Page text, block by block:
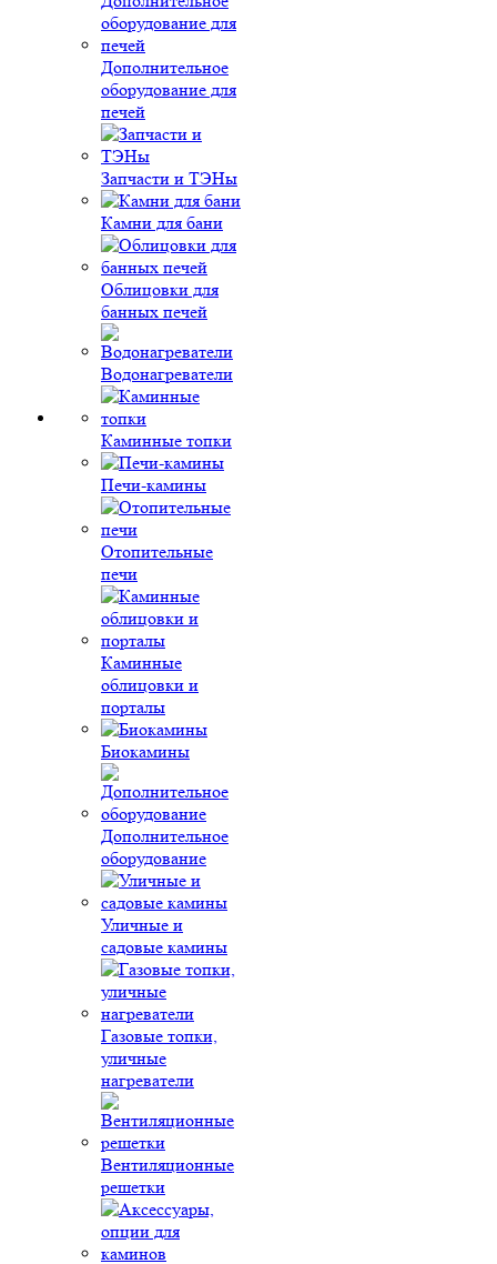
Дополнительное
оборудование для
печей
Запчасти и ТЭНы
Камни для бани
Облицовки для
банных печей
Водонагреватели
Каминные топки
Печи-камины
Отопительные
печи
Каминные
облицовки и
порталы
Биокамины
Дополнительное
оборудование
Уличные и
садовые камины
Газовые топки,
уличные
нагреватели
Вентиляционные
решетки